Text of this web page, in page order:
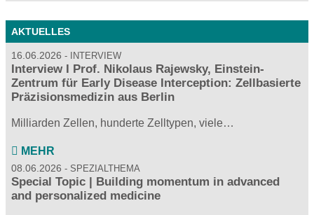
AKTUELLES
16.06.2026 INTERVIEW
Interview I Prof. Nikolaus Rajewsky, Einstein-
Zentrum für Early Disease Interception: Zellbasierte
Präzisionsmedizin aus Berlin
Milliarden Zellen, hunderte Zelltypen, viele…
MEHR
08.06.2026 SPEZIALTHEMA
Special Topic | Building momentum in advanced
and personalized medicine